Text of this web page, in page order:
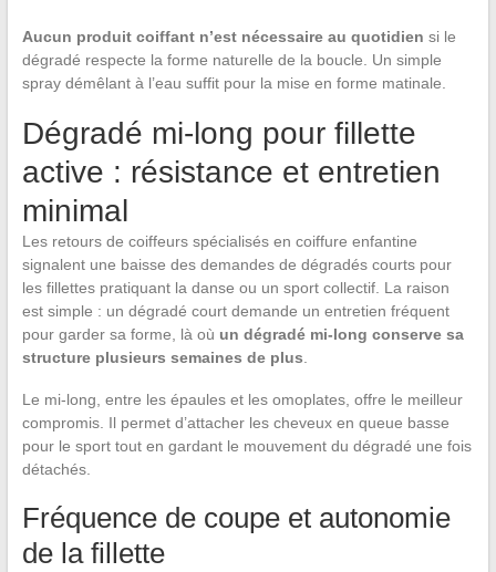
Aucun produit coiffant n’est nécessaire au quotidien si le
dégradé respecte la forme naturelle de la boucle. Un simple
spray démêlant à l’eau suffit pour la mise en forme matinale.
Dégradé mi-long pour fillette
active : résistance et entretien
minimal
Les retours de coiffeurs spécialisés en coiffure enfantine
signalent une baisse des demandes de dégradés courts pour
les fillettes pratiquant la danse ou un sport collectif. La raison
est simple : un dégradé court demande un entretien fréquent
pour garder sa forme, là où un dégradé mi-long conserve sa
structure plusieurs semaines de plus
Le mi-long, entre les épaules et les omoplates, offre le meilleur
compromis. Il permet d’attacher les cheveux en queue basse
pour le sport tout en gardant le mouvement du dégradé une fois
détachés.
Fréquence de coupe et autonomie
de la fillette